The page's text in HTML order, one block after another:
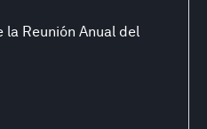
Reunión Anual del